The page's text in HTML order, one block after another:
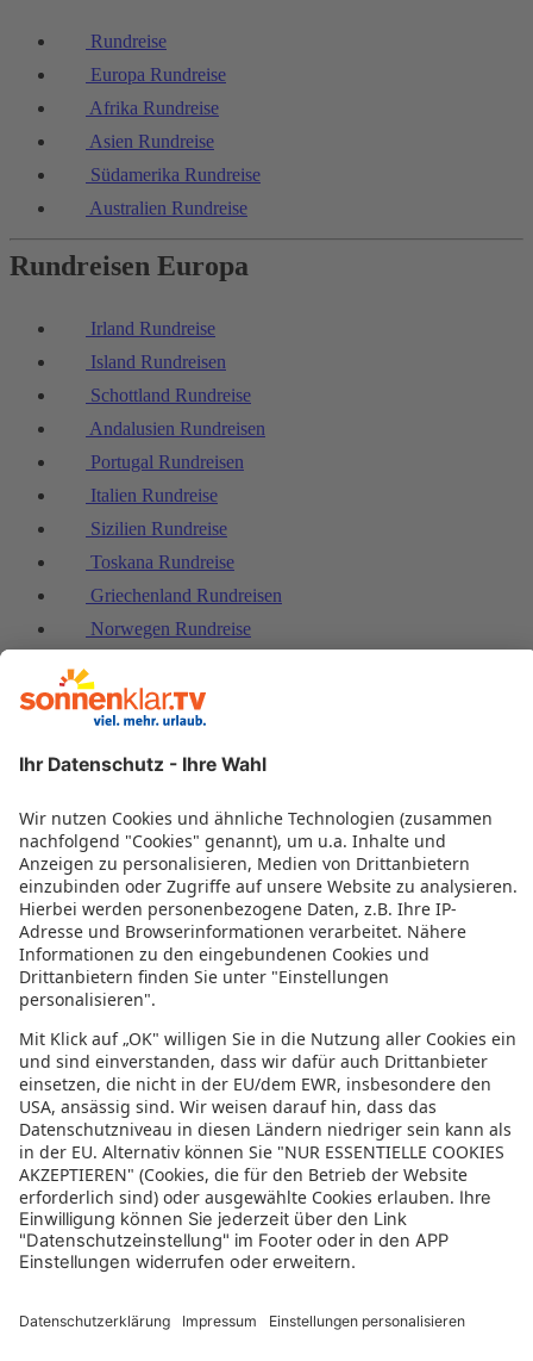
Rundreise
Europa Rundreise
Afrika Rundreise
Asien Rundreise
Südamerika Rundreise
Australien Rundreise
Rundreisen Europa
Irland Rundreise
Island Rundreisen
Schottland Rundreise
Andalusien Rundreisen
Portugal Rundreisen
Italien Rundreise
Sizilien Rundreise
Toskana Rundreise
Griechenland Rundreisen
Norwegen Rundreise
Skandinavien Rundreise
Schweden Rundreise
Azoren Rundreise
Spanien Rundreise
Türkei Rundreise
Bewertung für sonnenklar.TV – EUVIA Travel
GmbH
4.4/5
4.4 von 5 Sternen
aus 61 Bewertungen
(letzte 12 Monate)
Wir haben schon mehrere Reisen gebucht und wurden noch nie